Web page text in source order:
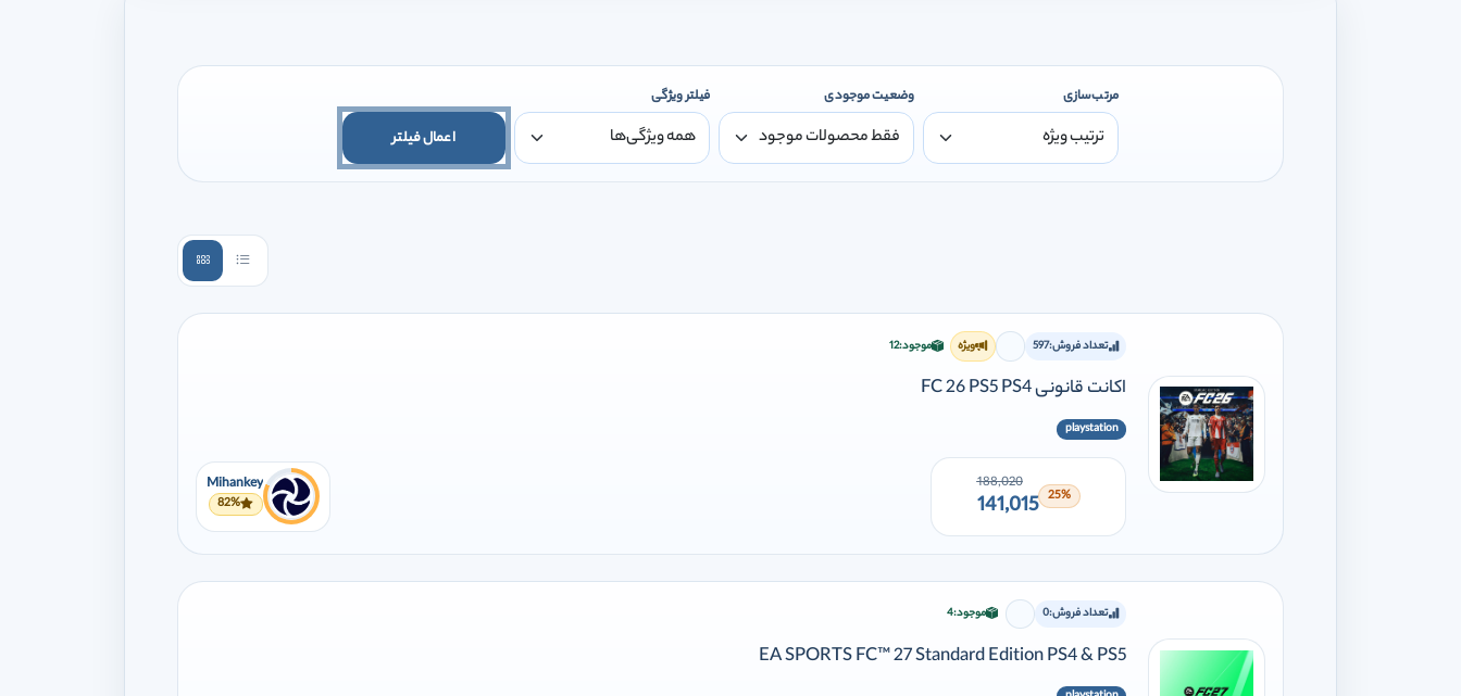
مرتب‌سازی وضعیت موجودی فیلتر ویژگی
اعمال فیلتر
تعداد فروش:597 برای افزودن وارد شوید
ویژه موجود:12
اکانت قانونی FC 26 PS5 PS4
playstation
25%
188,020
141,015
Mihankey
82%
تعداد فروش:0 برای افزودن وارد شوید
موجود:4
EA SPORTS FC™ 27 Standard Edition PS4 & PS5